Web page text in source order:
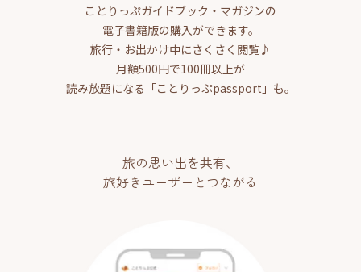
ことりっぷガイドブック・マガジンの
電子書籍版の購入ができます。
旅行・お出かけ中にさくさく閲覧♪
月額500円で100冊以上が
読み放題になる「ことりっぷpassport」も。
旅の思い出を共有、
旅好きユーザーとつながる